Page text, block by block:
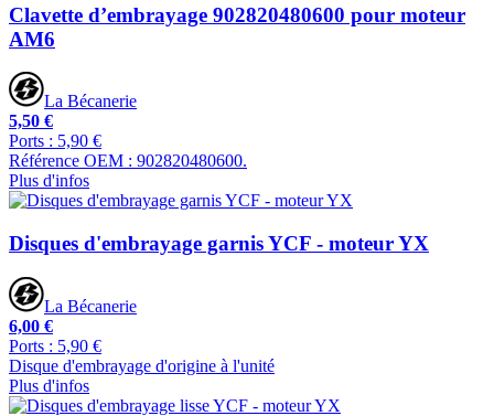
Clavette d’embrayage 902820480600 pour moteur
AM6
La Bécanerie
5,50 €
Ports : 5,90 €
Référence OEM : 902820480600.
Plus d'infos
Disques d'embrayage garnis YCF - moteur YX
La Bécanerie
6,00 €
Ports : 5,90 €
Disque d'embrayage d'origine à l'unité
Plus d'infos